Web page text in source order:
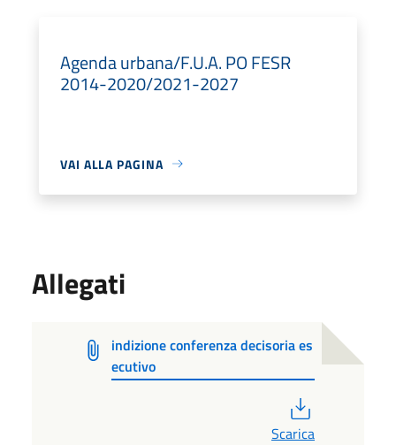
Agenda urbana/F.U.A. PO FESR
2014-2020/2021-2027
VAI ALLA PAGINA
Allegati
indizione conferenza decisoria es
ecutivo
Scarica